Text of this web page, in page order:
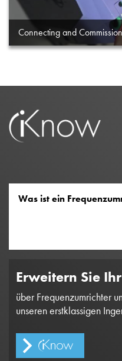
Connecting and
Was ist ein
Erweitern Sie
über Frequenzumrichter
unseren erstklassigen